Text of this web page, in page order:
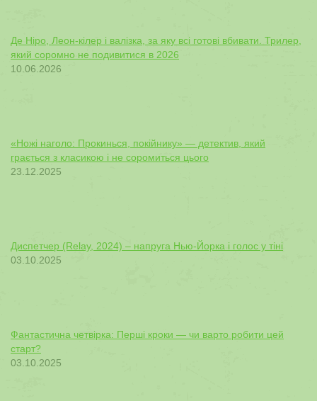
Де Ніро, Леон-кілер і валізка, за яку всі готові вбивати. Трилер,
який соромно не подивитися в 2026
10.06.2026
«Ножі наголо: Прокинься, покійнику» — детектив, який
грається з класикою і не соромиться цього
23.12.2025
Диспетчер (Relay, 2024) – напруга Нью-Йорка і голос у тіні
03.10.2025
Фантастична четвірка: Перші кроки — чи варто робити цей
старт?
03.10.2025